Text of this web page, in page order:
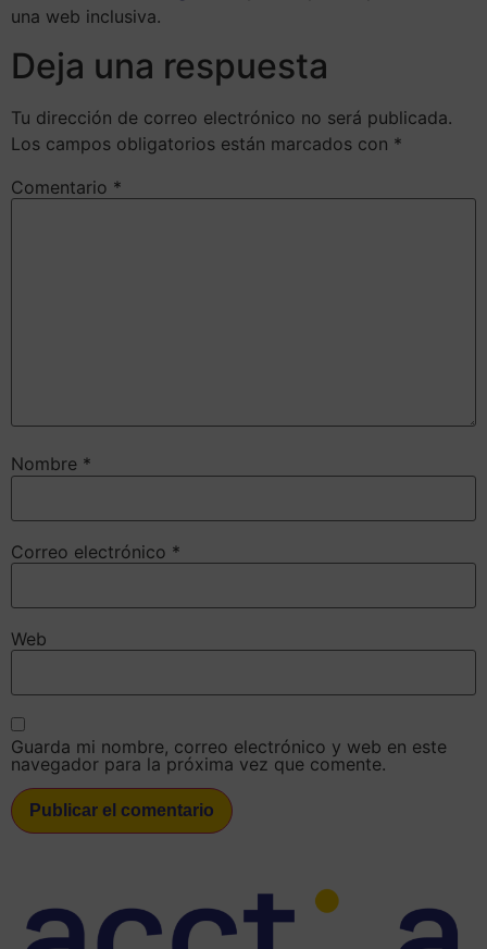
una web inclusiva.
Deja una respuesta
Tu dirección de correo electrónico no será publicada.
Los campos obligatorios están marcados con *
Comentario *
Nombre *
Correo electrónico *
Web
Guarda mi nombre, correo electrónico y web en este
navegador para la próxima vez que comente.
submit